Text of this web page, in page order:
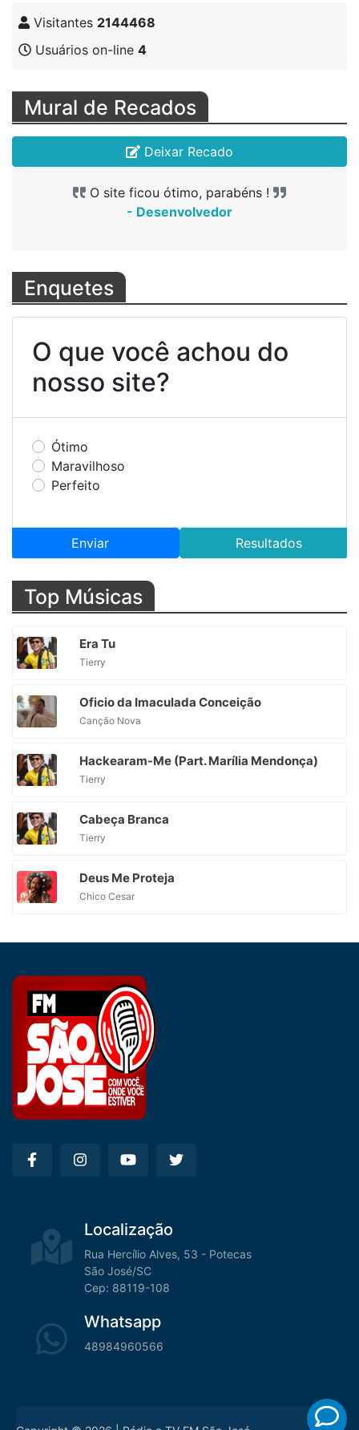
Visitantes 2144468
Usuários on-line 4
Mural de Recados
Deixar Recado
O site ficou ótimo, parabéns !
- Desenvolvedor
Enquetes
O que você achou do
nosso site?
Ótimo
Maravilhoso
Perfeito
Enviar Resultados
Top Músicas
Era Tu
Tierry
Oficio da Imaculada Conceição
Canção Nova
Hackearam-Me (Part. Marília Mendonça)
Tierry
Cabeça Branca
Tierry
Deus Me Proteja
Chico Cesar
Localização
Rua Hercílio Alves, 53 - Potecas
São José/SC
Cep: 88119-108
Whatsapp
48984960566